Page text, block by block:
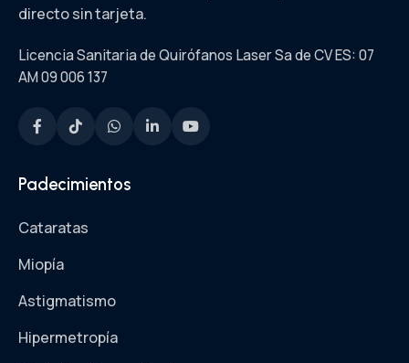
directo sin tarjeta.
Licencia Sanitaria de Quirófanos Laser Sa de CV ES: 07
AM 09 006 137
Padecimientos
Cataratas
Miopía
Astigmatismo
Hipermetropía